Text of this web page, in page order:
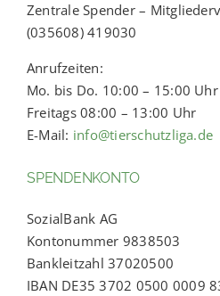
Zentrale Spender –
(035608) 419030
Anrufzeiten:
Mo. bis Do. 10:00 – 15:00 Uhr
Freitags 08:00 – 13:00 Uhr
E-Mail: info@tierschutzliga.de
SPENDENKONTO
SozialBank AG
Kontonummer 9838503
Bankleitzahl 37020500
IBAN DE35 3702 0500 0009